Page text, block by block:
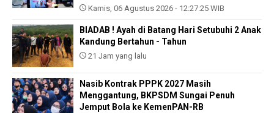
Kamis, 06 Agustus 2026 - 12:27:25 WIB
BIADAB ! Ayah di Batang Hari Setubuhi 2 Anak
Kandung Bertahun - Tahun
21 Jam yang lalu
Nasib Kontrak PPPK 2027 Masih
Menggantung, BKPSDM Sungai Penuh
Jemput Bola ke KemenPAN-RB